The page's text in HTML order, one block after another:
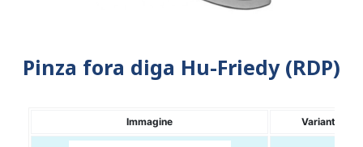
Pinza fora diga Hu-Friedy (RDP)
Immagine Variante